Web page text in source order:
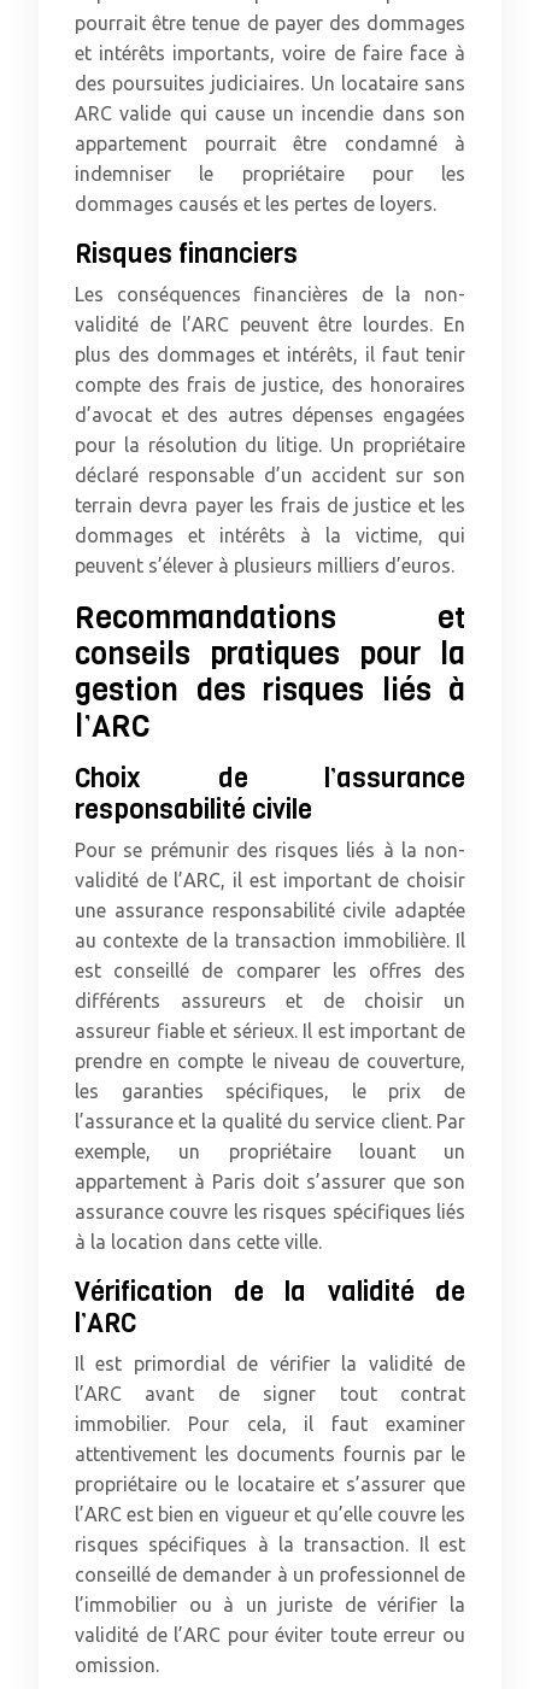
pourrait être tenue de payer des dommages
et intérêts importants, voire de faire face à
des poursuites judiciaires. Un locataire sans
ARC valide qui cause un incendie dans son
appartement pourrait être condamné à
indemniser le propriétaire pour les
dommages causés et les pertes de loyers.
Risques financiers
Les conséquences financières de la non-
validité de l’ARC peuvent être lourdes. En
plus des dommages et intérêts, il faut tenir
compte des frais de justice, des honoraires
d’avocat et des autres dépenses engagées
pour la résolution du litige. Un propriétaire
déclaré responsable d’un accident sur son
terrain devra payer les frais de justice et les
dommages et intérêts à la victime, qui
peuvent s’élever à plusieurs milliers d’euros.
Recommandations et
conseils pratiques pour la
gestion des risques liés à
l’ARC
Choix de l’assurance
responsabilité civile
Pour se prémunir des risques liés à la non-
validité de l’ARC, il est important de choisir
une assurance responsabilité civile adaptée
au contexte de la transaction immobilière. Il
est conseillé de comparer les offres des
différents assureurs et de choisir un
assureur fiable et sérieux. Il est important de
prendre en compte le niveau de couverture,
les garanties spécifiques, le prix de
l’assurance et la qualité du service client. Par
exemple, un propriétaire louant un
appartement à Paris doit s’assurer que son
assurance couvre les risques spécifiques liés
à la location dans cette ville.
Vérification de la validité de
l’ARC
Il est primordial de vérifier la validité de
l’ARC avant de signer tout contrat
immobilier. Pour cela, il faut examiner
attentivement les documents fournis par le
propriétaire ou le locataire et s’assurer que
l’ARC est bien en vigueur et qu’elle couvre les
risques spécifiques à la transaction. Il est
conseillé de demander à un professionnel de
l’immobilier ou à un juriste de vérifier la
validité de l’ARC pour éviter toute erreur ou
omission.